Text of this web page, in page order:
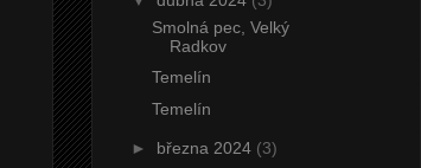
Smolná pec, Velký
Radkov
Temelín
Temelín
► března 2024 (3)